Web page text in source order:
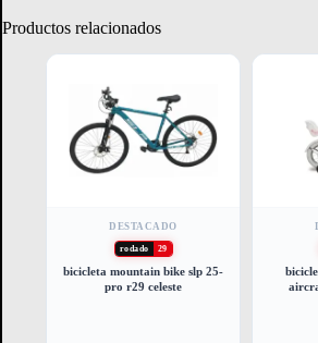
Productos relacionados
DESTACADO
rodado 29
bicicleta mountain bike slp 25-
pro r29 celeste